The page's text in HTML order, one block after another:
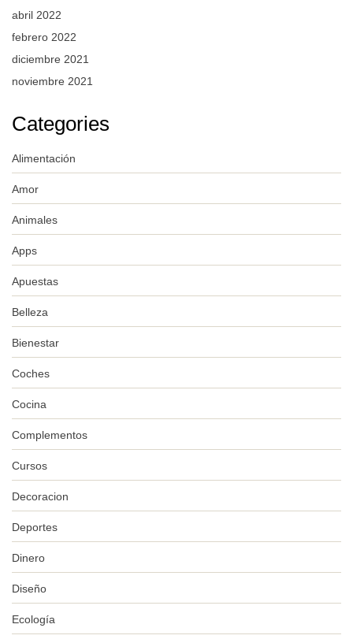
abril 2022
febrero 2022
diciembre 2021
noviembre 2021
Categories
Alimentación
Amor
Animales
Apps
Apuestas
Belleza
Bienestar
Coches
Cocina
Complementos
Cursos
Decoracion
Deportes
Dinero
Diseño
Ecología